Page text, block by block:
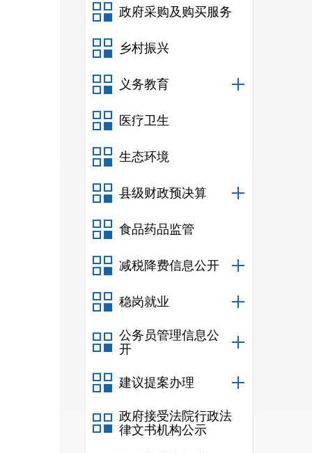
政府采购及购买服务
乡村振兴
义务教育
医疗卫生
生态环境
县级财政预决算
食品药品监管
减税降费信息公开
稳岗就业
公务员管理信息公
开
建议提案办理
政府接受法院行政法
律文书机构公示